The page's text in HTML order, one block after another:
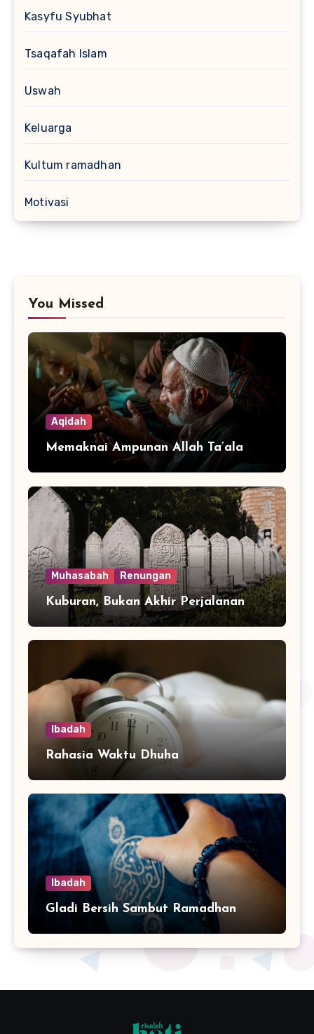
Kasyfu Syubhat
Tsaqafah Islam
Uswah
Keluarga
Kultum ramadhan
Motivasi
You Missed
Aqidah
Memaknai Ampunan Allah Ta’ala
Muhasabah Renungan
Kuburan, Bukan Akhir Perjalanan
Ibadah
Rahasia Waktu Dhuha
Ibadah
Gladi Bersih Sambut Ramadhan